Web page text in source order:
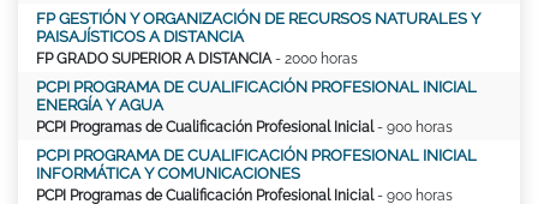
FP GESTIÓN Y ORGANIZACIÓN DE RECURSOS NATURALES Y
PAISAJÍSTICOS A DISTANCIA
FP GRADO SUPERIOR A DISTANCIA - 2000 horas
PCPI PROGRAMA DE CUALIFICACIÓN PROFESIONAL INICIAL
ENERGÍA Y AGUA
PCPI Programas de Cualificación Profesional Inicial- 900 horas
PCPI PROGRAMA DE CUALIFICACIÓN PROFESIONAL INICIAL
INFORMÁTICA Y COMUNICACIONES
PCPI Programas de Cualificación Profesional Inicial- 900 horas